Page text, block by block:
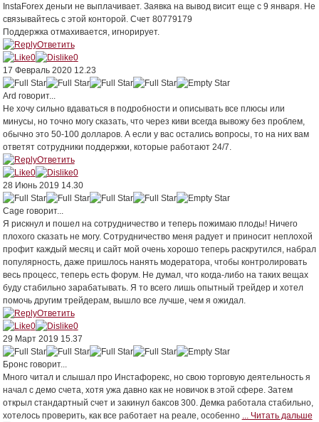
InstaForex деньги не выплачивает. Заявка на вывод висит еще с 9 января. Не
связывайтесь с этой конторой. Счет 80779179
Поддержка отмахивается, игнорирует.
Ответить
0
0
17 Февраль 2020 12.23
Ard говорит...
Не хочу сильно вдаваться в подробности и описывать все плюсы или
минусы, но точно могу сказать, что через киви всегда вывожу без проблем,
обычно это 50-100 долларов. А если у вас остались вопросы, то на них вам
ответят сотрудники поддержки, которые работают 24/7.
Ответить
0
0
28 Июнь 2019 14.30
Cage говорит...
Я рискнул и пошел на сотрудничество и теперь пожимаю плоды! Ничего
плохого сказать не могу. Сотрудничество меня радует и приносит неплохой
профит каждый месяц и сайт мой очень хорошо теперь раскрутился, набрал
популярность, даже пришлось нанять модератора, чтобы контролировать
весь процесс, теперь есть форум. Не думал, что когда-либо на таких вещах
буду стабильно зарабатывать. Я то всего лишь опытный трейдер и хотел
помочь другим трейдерам, вышло все лучше, чем я ожидал.
Ответить
0
0
29 Март 2019 15.37
Бронсговорит...
Много читал и слышал про Инстафорекс, но свою торговую деятельность я
начал с демо счета, хотя ужа давно как не новичок в этой сфере. Затем
открыл стандартный счет и закинул баксов 300. Демка работала стабильно,
хотелось проверить, как все работает на реале, особенно ... Читать дальше